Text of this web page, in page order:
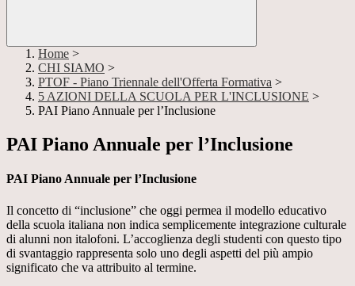
Home >
CHI SIAMO >
PTOF - Piano Triennale dell'Offerta Formativa >
5 AZIONI DELLA SCUOLA PER L'INCLUSIONE >
PAI Piano Annuale per l’Inclusione
PAI Piano Annuale per l’Inclusione
PAI Piano Annuale per l’Inclusione
Il concetto di “inclusione” che oggi permea il modello educativo
della scuola italiana non indica semplicemente integrazione culturale
di alunni non italofoni. L’accoglienza degli studenti con questo tipo
di svantaggio rappresenta solo uno degli aspetti del più ampio
significato che va attribuito al termine.